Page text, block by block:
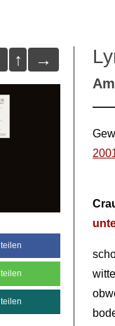
↑ →
teilen
teilen
teilen